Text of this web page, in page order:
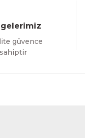
güvence